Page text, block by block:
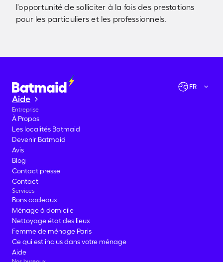
l'opportunité de solliciter à la fois des prestations
pour les particuliers et les professionnels.
FR
Aide
Entreprise
À Propos
Les localités Batmaid
Devenir Batmaid
Avis
Blog
Contact presse
Contact
Services
Bons cadeaux
Ménage à domicile
Nettoyage état des lieux
Femme de ménage Paris
Ce qui est inclus dans votre ménage
Aide